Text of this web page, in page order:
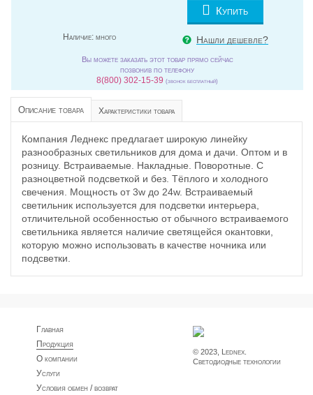
Купить
Наличие: много Нашли дешевле?
Вы можете заказать этот товар прямо сейчас
позвонив по телефону
8(800) 302-15-39 (звонок бесплатный)
Описание товара Характеристики товара
Компания Леднекс предлагает широкую линейку
разнообразных светильников для дома и дачи. Оптом и в
розницу. Встраиваемые. Накладные. Поворотные. С
разноцветной подсветкой и без. Тёплого и холодного
свечения. Мощность от 3w до 24w. Встраиваемый
светильник используется для подсветки интерьера,
отличительной особенностью от обычного встраиваемого
светильника является наличие светящейся окантовки,
которую можно использовать в качестве ночника или
подсветки.
© 2023, Lednex.
Светодиодные технологии
Главная
Продукция
О компании
Услуги
Условия обмен / возврат